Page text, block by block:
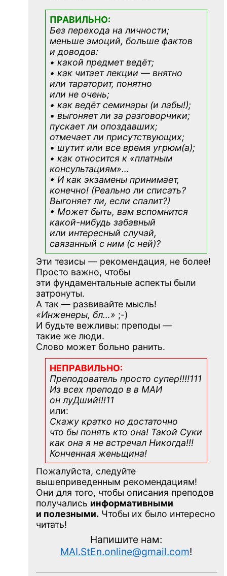
ПРАВИЛЬНО:
Без перехода на личности;
меньше эмоций, больше фактов
и доводов:
• какой предмет ведёт;
• как читает лекции — внятно
или тараторит, понятно
или не очень;
• как ведёт семинары (и лабы!);
• выгоняет ли за разговорчики;
пускает ли опоздавших;
отмечает ли присутствующих;
• шутит или все время угрюм(а);
• как относится к «платным
консультациям»…
• И как экзамены принимает,
конечно! (Реально ли списать?
Выгоняет ли, если спалит?)
• Может быть, вам вспомнится
какой-нибудь забавный
или интересный случай,
связанный с ним (с ней)?
Эти тезисы — рекомендация, не более!
Просто важно, чтобы
эти фундаментальные аспекты были
затронуты.
А так — развивайте мысль!
«Инженеры, бл…» ;-)
И будьте вежливы: преподы —
такие же люди.
Слово может больно ранить.
НЕПРАВИЛЬНО:
Преподователь просто супер!!!!111
Из всех преподо в в МАИ
он луДший!!!11
или:
Скажу кратко но достаточно
что бы понять кто она! Такой Суки
как она я не встречал Никогда!!!
Конченная женьщина!
Пожалуйста, следуйте
вышеприведенным рекомендациям!
Они для того, чтобы описания преподов
получались информативными
и полезными. Чтобы их было интересно
читать!
Напишите нам:
MAI.StEn.online@gmail.com!